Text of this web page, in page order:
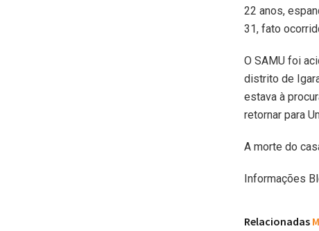
22 anos,
31, fato
O SAMU foi
distrito de
estava à
retornar para
A morte do
Informações
Relacionadas